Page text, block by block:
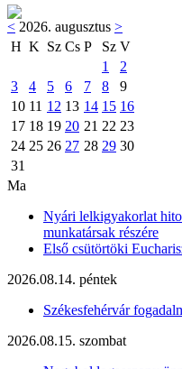
< 2026. augusztus >
H K Sz Cs P Sz V
1
2
3
4 5 6 7 8
9
10 11 12 13 14 15 16
17 18 19 20 21 22 23
24 25 26 27 28 29 30
31
Ma
Nyári lelkigyakorlat
munkatársak részére
Első csütörtöki
2026.08.14. péntek
Székesfehérvár
2026.08.15. szombat